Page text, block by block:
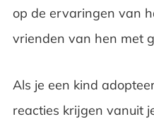
op de ervaringen van
vrienden van hen met
Als je een kind
reacties krijgen vanuit